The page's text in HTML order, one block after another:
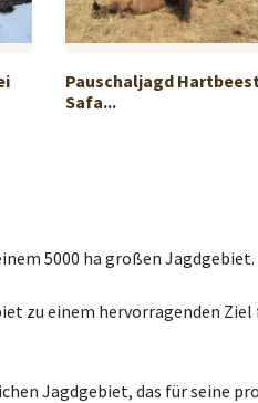
Pauschaljagd
Safa...
5000 ha großen Jagdgebiet.
zu einem hervorragenden
Jagdgebiet, das für seine